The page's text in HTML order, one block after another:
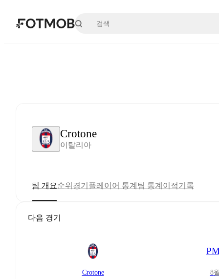
본문으로 건너뛰기
Crotone
이탈리아
팀 개요순위 경기 플레이어 통계 팀 통계 이적기록
다음 경기
Crotone 8